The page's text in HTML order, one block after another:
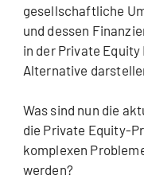
gesellschaftliche
und dessen
in der Private
Alternative
Was sind nun die
die Private Equity-
komplexen
werden?